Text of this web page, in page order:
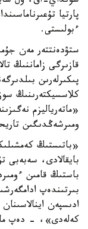
پارتيا
ءبولىستى.
ستۋدەنتتەر مەن
قازىرگى زاماننىڭ
پىكىرلەرىن
كلاسسيكتەرىنىڭ
«ماتەرياليزم
ومىرشەڭدىگىن
«باتىستىڭ
بايقالادى،
باستىڭ قامىن
بىرتىندەپ
ادىسپەن
كەلەدى»، - دەپ